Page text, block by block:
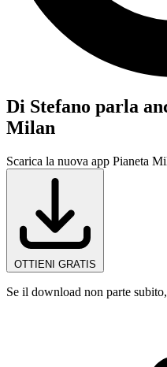
Di Stefano parla
Milan
Scarica la nuova app Pianeta
OTTIENI GRATIS
Se il download non parte